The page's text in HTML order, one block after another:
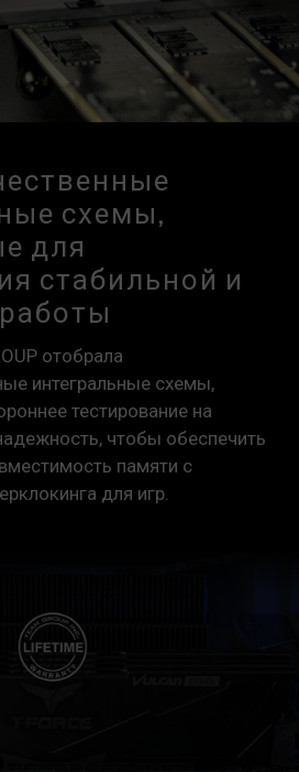
схемы,
для
стабильной и
отобрала
интегральные схемы,
тестирование на
чтобы обеспечить
памяти с
для игр.